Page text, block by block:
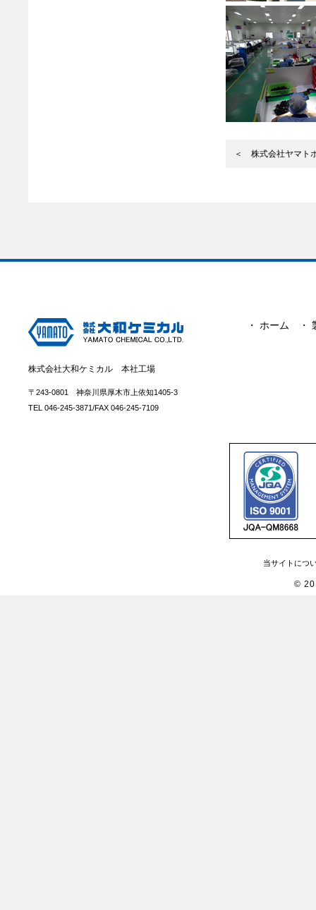
＜ 株式会社ヤマト
株式会社大和ケミカル 本社工場
〒243-0801 神奈川県厚木市上依知1405-3
TEL 046-245-3871/FAX 046-245-7109
・ ホーム ・
当サイトにつ
©